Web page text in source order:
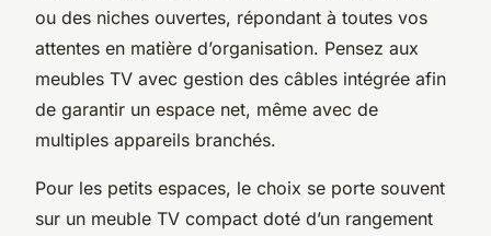
ou des niches ouvertes, répondant à toutes vos
attentes en matière d’organisation. Pensez aux
meubles TV avec gestion des câbles intégrée afin
de garantir un espace net, même avec de
multiples appareils branchés.
Pour les petits espaces, le choix se porte souvent
sur un meuble TV compact doté d’un rangement